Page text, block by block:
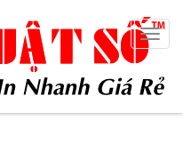
Toggle